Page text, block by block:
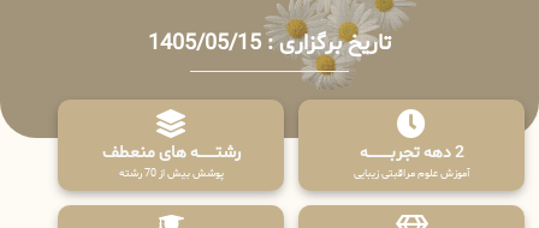
تاریخ برگزاری : 1405/05/15
2 دهه تجربـــــــــه
آموزش علوم مراقبتی زیبایی
رشتـــــــه های منعطف
پوشش بیش از 70 رشته